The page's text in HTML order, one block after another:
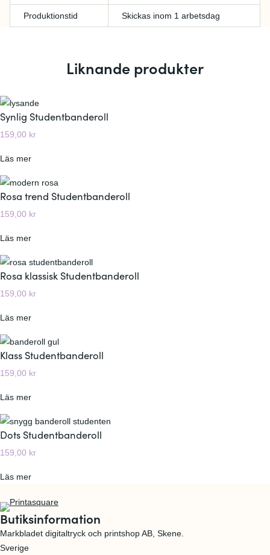
Produktionstid Skickas inom 1 arbetsdag
Liknande produkter
Synlig Studentbanderoll
159,00 kr
Läs mer:
y
n
l
S
t
e
t
b
a
e
r
l
Rosa trend Studentbanderoll
159,00 kr
Läs mer:
o
s
a
e
n
t
d
e
n
d
Rosa klassisk Studentbanderoll
159,00 kr
Läs mer:
o
s
a
a
s
s
S
t
u
Klass Studentbanderoll
159,00 kr
Läs mer:
l
a
s
d
Dots Studentbanderoll
159,00 kr
Läs mer:
o
t
s
Butiksinformation
Markbladet digitaltryck och printshop AB, Skene.
Sverige